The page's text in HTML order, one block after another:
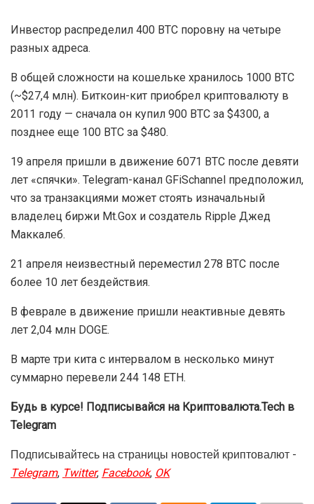
Инвестор распределил 400 BTC поровну на четыре
разных адреса.
В общей сложности на кошельке хранилось 1000 BTC
(~$27,4 млн). Биткоин-кит приобрел криптовалюту в
2011 году — сначала он купил 900 BTC за $4300, а
позднее еще 100 BTC за $480.
19 апреля пришли в движение 6071 BTC после девяти
лет «спячки». Telegram-канал GFiSchannel предположил,
что за транзакциями может стоять изначальный
владелец биржи Mt.Gox и создатель Ripple Джед
Маккалеб.
21 апреля неизвестный переместил 278 BTC после
более 10 лет бездействия.
В феврале в движение пришли неактивные девять
лет 2,04 млн DOGE.
В марте три кита с интервалом в несколько минут
суммарно перевели 244 148 ETH.
Будь в курсе! Подписывайся на Криптовалюта.Tech в
Telegram
Подписывайтесь на страницы новостей криптовалют -
Telegram, Twitter, Facebook, OK